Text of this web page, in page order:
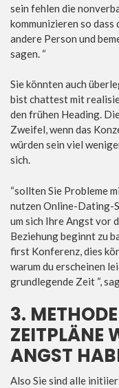
sein fehlen die
kommunizieren so
andere Person und
sagen. “
Sie könnten auch
bist chattest mit
den frühen Heading.
Zweifel, wenn das
würden sein viel
sich.
“sollten Sie Probleme
nutzen Online-Dating-
um sich Ihre Angst vor
Beziehung beginnt zu
first Konferenz, dies
warum du erscheinen
grundlegende Zeit “,
3.
ZEITPLÄNE
ANGST
Also Sie sind alle